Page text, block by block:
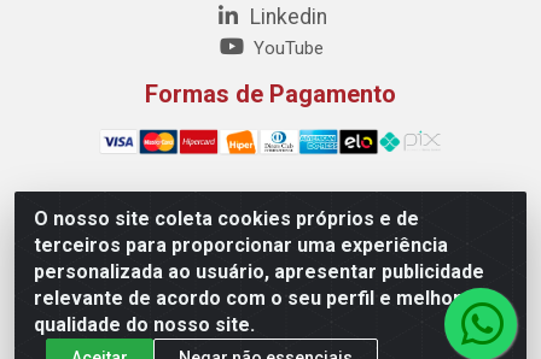
O nosso site coleta cookies próprios e de
terceiros para proporcionar uma experiência
personalizada ao usuário, apresentar publicidade
relevante de acordo com o seu perfil e melhorar a
qualidade do nosso site.
Linkedin
YouTube
Formas de Pagamento
Maquisul Comercial LTDA - Av. Dorgival Pinheiro de
Sousa, 1521 - Centro, Imperatriz/MA - CEP 65903-270 -
CNPJ 69.427.219/0001-78